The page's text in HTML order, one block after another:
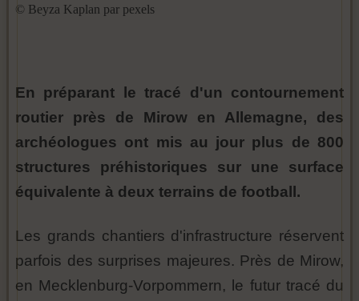
© Beyza Kaplan par pexels
En préparant le tracé d'un contournement
routier près de Mirow en Allemagne, des
archéologues ont mis au jour plus de 800
structures préhistoriques sur une surface
équivalente à deux terrains de football.
Les grands chantiers d'infrastructure réservent
parfois des surprises majeures. Près de Mirow,
en Mecklenburg-Vorpommern, le futur tracé du